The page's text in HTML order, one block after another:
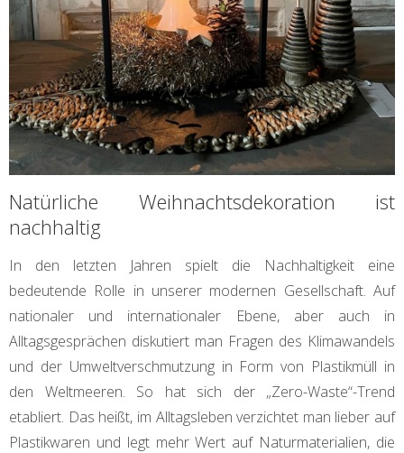
Natürliche Weihnachtsdekoration ist
nachhaltig
In den letzten Jahren spielt die Nachhaltigkeit eine
bedeutende Rolle in unserer modernen Gesellschaft. Auf
nationaler und internationaler Ebene, aber auch in
Alltagsgesprächen diskutiert man Fragen des Klimawandels
und der Umweltverschmutzung in Form von Plastikmüll in
den Weltmeeren. So hat sich der „Zero-Waste“-Trend
etabliert. Das heißt, im Alltagsleben verzichtet man lieber auf
Plastikwaren und legt mehr Wert auf Naturmaterialien, die